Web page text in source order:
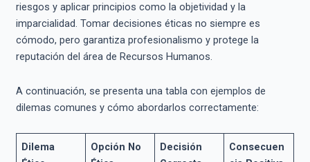
riesgos y aplicar principios como la objetividad y la
imparcialidad. Tomar decisiones éticas no siempre es
cómodo, pero garantiza profesionalismo y protege la
reputación del área de Recursos Humanos.
A continuación, se presenta una tabla con ejemplos de
dilemas comunes y cómo abordarlos correctamente:
Dilema
Opción No
Decisión
Consecuen